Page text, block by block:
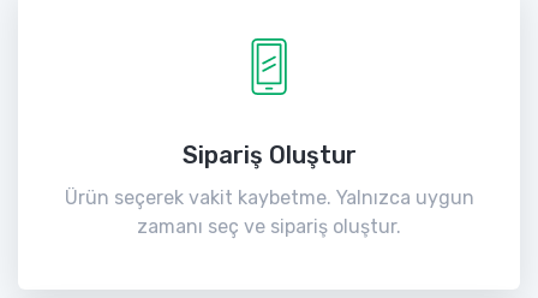
Sipariş Oluştur
Ürün seçerek vakit kaybetme. Yalnızca uygun
zamanı seç ve sipariş oluştur.